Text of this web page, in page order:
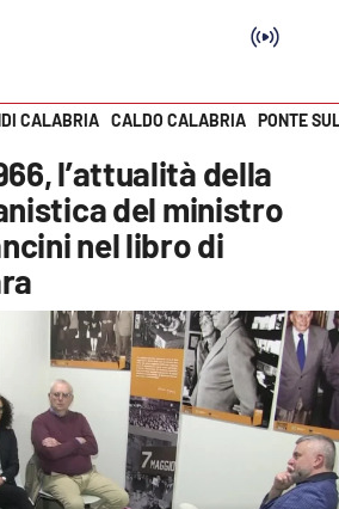
CALABRIA CALDO CALABRIA PONTE
l’attualità della
del ministro
nel libro di